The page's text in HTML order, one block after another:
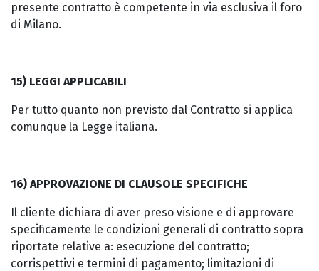
presente contratto è competente in via esclusiva il foro
di Milano.
15) LEGGI APPLICABILI
Per tutto quanto non previsto dal Contratto si applica
comunque la Legge italiana.
16) APPROVAZIONE DI CLAUSOLE SPECIFICHE
Il cliente dichiara di aver preso visione e di approvare
specificamente le condizioni generali di contratto sopra
riportate relative a: esecuzione del contratto;
corrispettivi e termini di pagamento; limitazioni di